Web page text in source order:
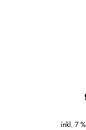
inkl. 7